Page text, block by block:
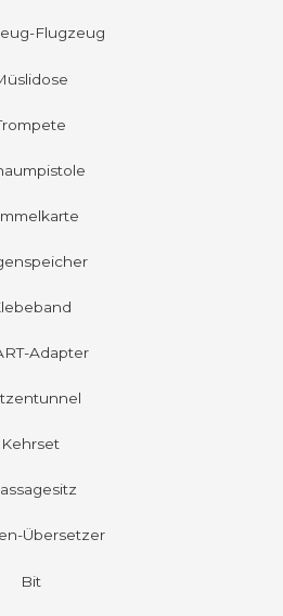
Flugzeug
Adapter
Kehrset
Übersetzer
Bit